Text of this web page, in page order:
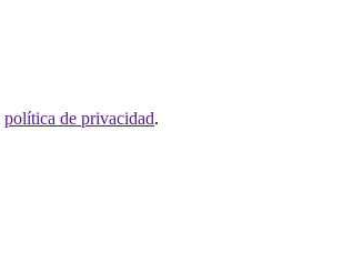
política de privacidad.